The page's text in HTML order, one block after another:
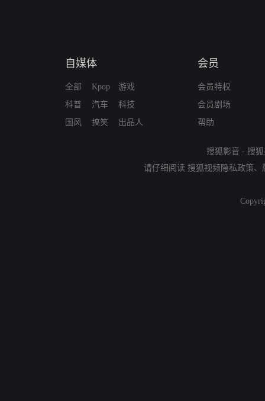
自媒体
全部
科普
国风
Kpop
汽车
搞笑
游戏
科技
出品人
会员
会员特权
会员剧场
帮助
搜狐影音 - 搜
请仔细阅读 搜狐视频隐私政策、